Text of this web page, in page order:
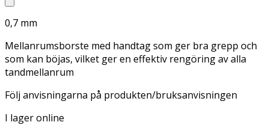
0,7 mm
Mellanrumsborste med handtag som ger bra grepp och
som kan böjas, vilket ger en effektiv rengöring av alla
tandmellanrum
Följ anvisningarna på produkten/bruksanvisningen
I lager online